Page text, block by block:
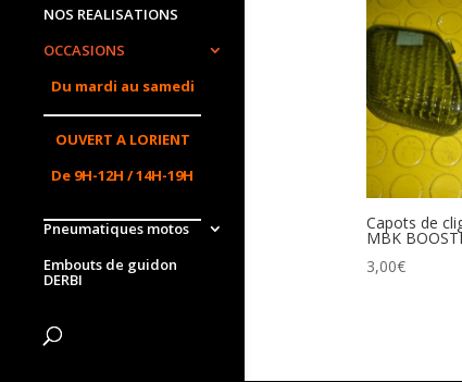
NOS REALISATIONS
OCCASIONS
Du mardi au samedi
OUVERT A LORIENT
De 9H-12H / 14H-19H
Pneumatiques motos
Embouts de guidon
DERBI
Capots de
MBK
3,00€